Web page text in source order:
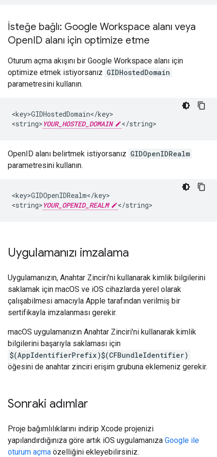
İsteğe bağlı: Google Workspace alanı veya
OpenID alanı için optimize etme
Oturum açma akışını bir Google Workspace alanı için
optimize etmek istiyorsanız GIDHostedDomain
parametresini kullanın.
<key>GIDHostedDomain</key>
<string> YOUR_HOSTED_DOMAIN </string>
OpenID alanı belirtmek istiyorsanız GIDOpenIDRealm
parametresini kullanın.
<key>GIDOpenIDRealm</key>
<string> YOUR_OPENID_REALM </string>
Uygulamanızı imzalama
Uygulamanızın, Anahtar Zinciri'ni kullanarak kimlik bilgilerini
saklamak için macOS ve iOS cihazlarda yerel olarak
çalışabilmesi amacıyla Apple tarafından verilmiş bir
sertifikayla imzalanması gerekir.
macOS uygulamanızın Anahtar Zinciri'ni kullanarak kimlik
bilgilerini başarıyla saklaması için
$(AppIdentifierPrefix)$(CFBundleIdentifier)
öğesini de anahtar zinciri erişim grubuna eklemeniz gerekir.
Sonraki adımlar
Proje bağımlılıklarını indirip Xcode projenizi
yapılandırdığınıza göre artık iOS uygulamanıza Google ile
oturum açma özelliğini ekleyebilirsiniz.